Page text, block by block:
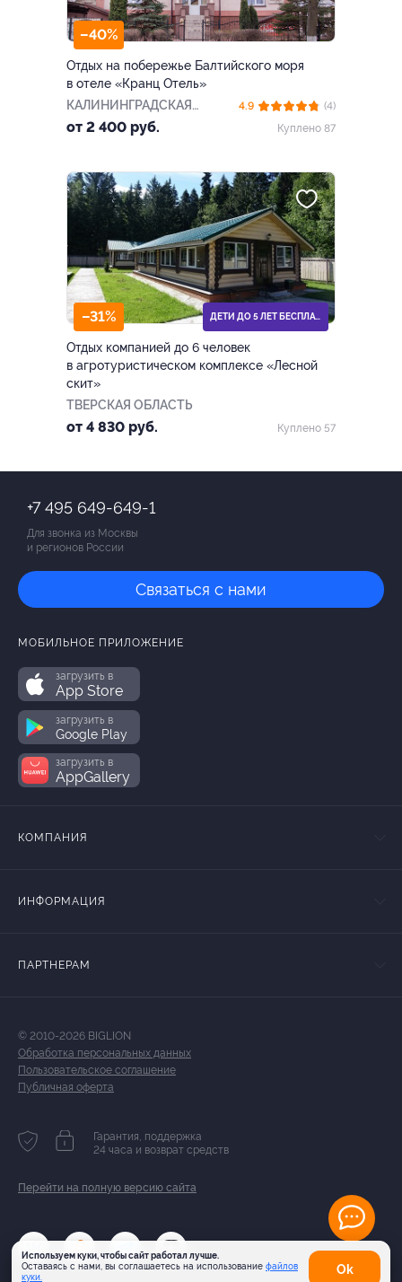
–40%
Отдых на побережье Балтийского моря
в отеле «Кранц Отель»
КАЛИНИНГРАДСКАЯ
ОБЛАСТЬ
от 2 400 руб.
4.9
(4)
Куплено 87
–31% ДЕТИ ДО 5 ЛЕТ БЕСПЛАТНО
Отдых компанией до 6 человек
в агротуристическом комплексе «Лесной
скит»
ТВЕРСКАЯ ОБЛАСТЬ
от 4 830 руб. Куплено 57
Используем куки, чтобы сайт работал лучше.
Оставаясь с нами, вы соглашаетесь на использование файлов
куки.
Оk
+7 495 649-649-1
Для звонка из Москвы
и регионов России
Связаться с нами
МОБИЛЬНОЕ ПРИЛОЖЕНИЕ
загрузить в
App Store
загрузить в
Google Play
загрузить в
AppGallery
КОМПАНИЯ
ИНФОРМАЦИЯ
ПАРТНЕРАМ
© 2010-2026 BIGLION
Обработка персональных данных
Пользовательское соглашение
Публичная оферта
Гарантия, поддержка
24 часа и возврат средств
Перейти на полную версию сайта